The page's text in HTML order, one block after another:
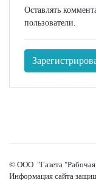
Оставлять
пользователи.
© ООО "Газета "Рабочая
Информация сайта